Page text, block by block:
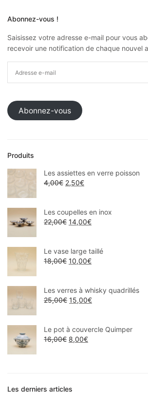
Abonnez-vous !
Saisissez votre adresse e-mail pour vous
recevoir une notification de chaque nouvel
Abonnez-vous
Produits
Les assiettes en verre poisson
4,00€ 2,50€
Les coupelles en inox
22,00€ 14,00€
Le vase large taillé
18,00€ 10,00€
Les verres à whisky quadrillés
25,00€ 15,00€
Le pot à couvercle Quimper
16,00€ 8,00€
Les derniers articles